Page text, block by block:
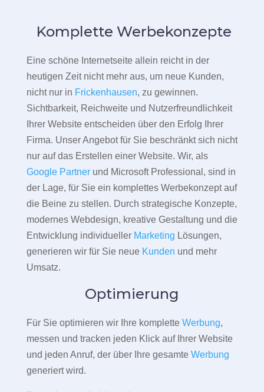
Komplette Werbekonzepte
Eine schöne Internetseite allein reicht in der
heutigen Zeit nicht mehr aus, um neue Kunden,
nicht nur in Frickenhausen, zu gewinnen.
Sichtbarkeit, Reichweite und Nutzerfreundlichkeit
Ihrer Website entscheiden über den Erfolg Ihrer
Firma. Unser Angebot für Sie beschränkt sich nicht
nur auf das Erstellen einer Website. Wir, als
Google Partnerund Microsoft Professional, sind in
der Lage, für Sie ein komplettes Werbekonzept auf
die Beine zu stellen. Durch strategische Konzepte,
modernes Webdesign, kreative Gestaltung und die
Entwicklung individueller Marketing Lösungen,
generieren wir für Sie neue Kunden und mehr
Umsatz.
Optimierung
Für Sie optimieren wir Ihre komplette Werbung,
messen und tracken jeden Klick auf Ihrer Website
und jeden Anruf, der über Ihre gesamte Werbung
generiert wird.